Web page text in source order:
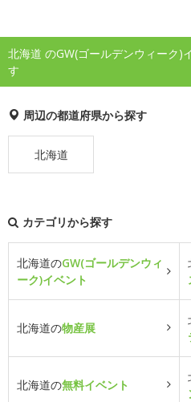
北海道 のGW(ゴールデンウィーク)
す
周辺の都道府県から探す
北海道
カテゴリから探す
北海道のGW(ゴールデンウィ
ーク)イベント
北海道の物産展
北海道の無料イベント